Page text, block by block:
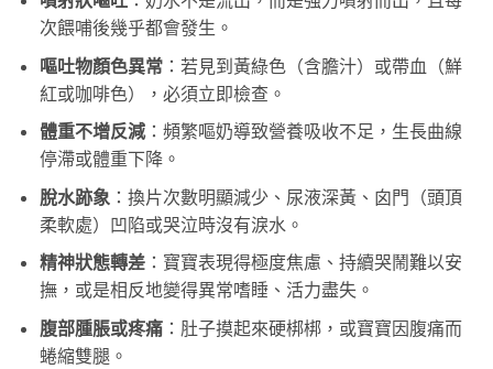
次餵哺後幾乎都會發生。
嘔吐物顏色異常：若見到黃綠色（含膽汁）或帶血（鮮
紅或咖啡色），必須立即檢查。
體重不增反減：頻繁嘔奶導致營養吸收不足，生長曲線
停滯或體重下降。
脫水跡象 ：換片次數明顯減少、尿液深黃、囟門（頭頂
柔軟處）凹陷或哭泣時沒有淚水。
精神狀態轉差：寶寶表現得極度焦慮、持續哭鬧難以安
撫，或是相反地變得異常嗜睡、活力盡失。
腹部腫脹或疼痛：肚子摸起來硬梆梆，或寶寶因腹痛而
蜷縮雙腿。